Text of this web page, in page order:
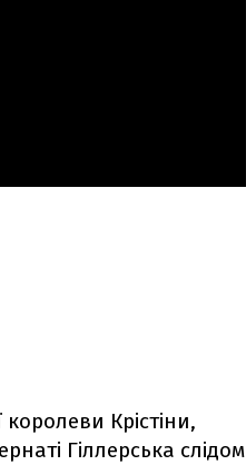
Крістіни,
Гіллерська слідом